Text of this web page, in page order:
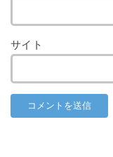
サイト